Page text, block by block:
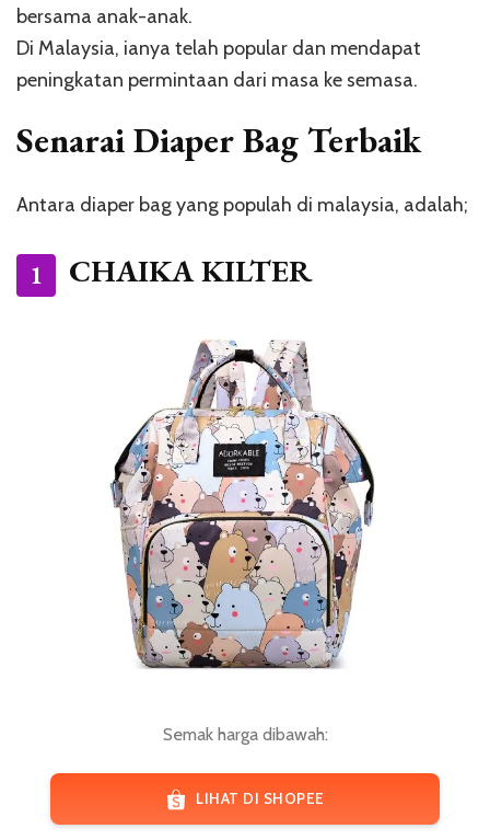
bersama anak-anak.
Di Malaysia, ianya telah popular dan mendapat
peningkatan permintaan dari masa ke semasa.
Senarai Diaper Bag Terbaik
Antara diaper bag yang populah di malaysia, adalah;
1 CHAIKA KILTER
Semak harga dibawah:
LIHAT DI SHOPEE